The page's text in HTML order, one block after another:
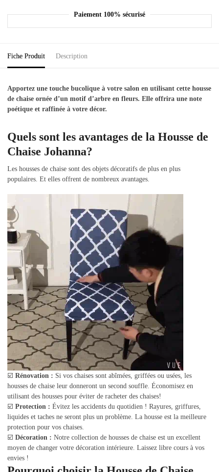
Paiement 100% sécurisé
Fiche Produit Description
Apportez une touche bucolique à votre salon en utilisant cette housse
de chaise ornée d’un motif d’arbre en fleurs. Elle offrira une note
poétique et raffinée à votre décor.
Quels sont les avantages de la Housse de
Chaise Johanna?
Les housses de chaise sont des objets décoratifs de plus en plus
populaires. Et elles offrent de nombreux avantages.
☑️ Rénovation : Si vos chaises sont abîmées, griffées ou usées, les
housses de chaise leur donneront un second souffle. Économisez en
utilisant des housses pour éviter de racheter des chaises!
☑️ Protection : Évitez les accidents du quotidien ! Rayures, griffures,
liquides et taches ne seront plus un problème. La housse est la meilleure
protection pour vos chaises.
☑️ Décoration : Notre collection de housses de chaise est un excellent
moyen de changer votre décoration intérieure. Laissez libre cours à vos
envies !